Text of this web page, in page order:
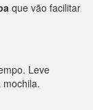
que vão facilitar
Leve